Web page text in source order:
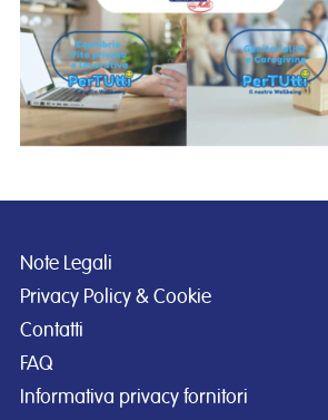
Note Legali
Privacy Policy & Cookie
Contatti
FAQ
Informativa privacy fornitori